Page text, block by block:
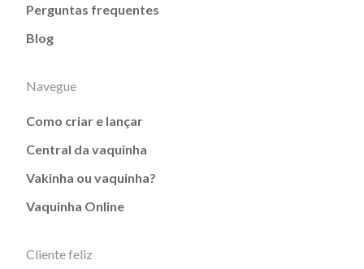
Perguntas frequentes
Blog
Navegue
Como criar e lançar
Central da vaquinha
Vakinha ou vaquinha?
Vaquinha Online
Cliente feliz